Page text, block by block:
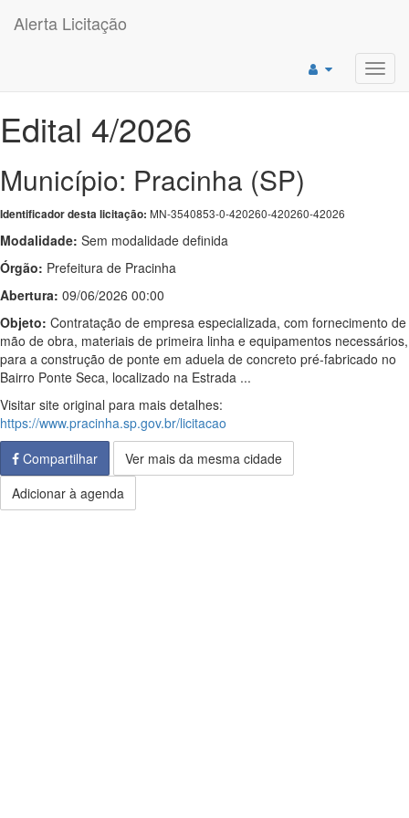
Alerta Licitação
Edital 4/2026
Município: Pracinha (SP)
Identificador desta licitação: MN-3540853-0-420260-420260-42026
Modalidade: Sem modalidade definida
Órgão: Prefeitura de Pracinha
Abertura: 09/06/2026 00:00
Objeto: Contratação de empresa especializada, com fornecimento de
mão de obra, materiais de primeira linha e equipamentos necessários,
para a construção de ponte em aduela de concreto pré-fabricado no
Bairro Ponte Seca, localizado na Estrada ...
Visitar site original para mais detalhes:
https://www.pracinha.sp.gov.br/licitacao
Compartilhar
Ver mais da mesma cidade
Adicionar à agenda